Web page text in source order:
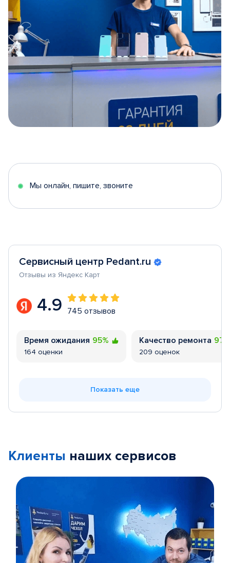
5
Мы онлайн, пишите, звоните
Сервисный центр Pedant.ru
Отзывы из Яндекс Карт
4.9 745 отзывов
Время ожидания 95%
164 оценки
Качество ремонта
209 оценок
Показать еще
Клиенты наших сервисов